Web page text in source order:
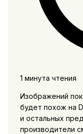
1 минута чтения
Изображений
будет похож на
и остальных
производители